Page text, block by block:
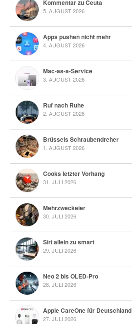
Kommentar zu Ceuta
5. AUGUST 2026
Apps pushen nicht mehr
4. AUGUST 2026
Mac-as-a-Service
3. AUGUST 2026
Ruf nach Ruhe
2. AUGUST 2026
Brüssels Schraubendreher
1. AUGUST 2026
Cooks letzter Vorhang
31. JULI 2026
Mehrzweckeier
30. JULI 2026
Siri allein zu smart
29. JULI 2026
Neo 2 bis OLED-Pro
28. JULI 2026
Apple CareOne für Deutschland
27. JULI 2026